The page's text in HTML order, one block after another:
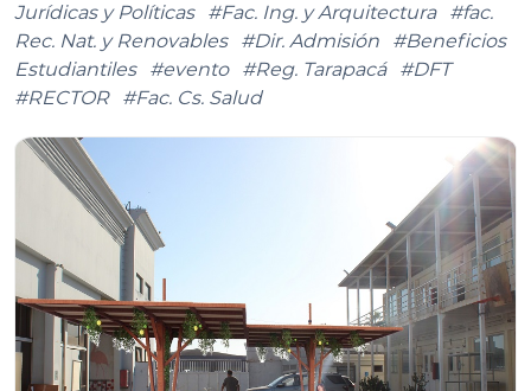
Jurídicas y Políticas
#Fac. Ing. y Arquitectura
#fac.
Rec. Nat. y Renovables
#Dir. Admisión
#Beneficios
Estudiantiles
#evento #Reg. Tarapacá
#DFT
#RECTOR
#Fac. Cs. Salud